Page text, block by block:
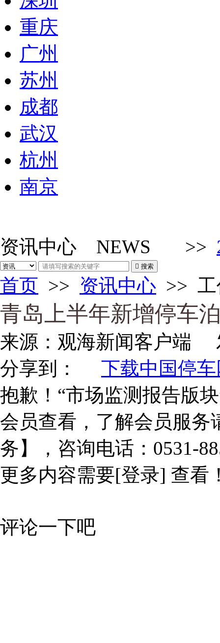
重庆
广州
苏州
成都
武汉
杭州
南京
资讯中心 NEWS >>
 搜索
首页 >> 资讯中心 >>
青岛上半年新增停车
来源： 观海新闻客户端
分享到：
下载中国停车
抱歉！“市场监测报告版
会员查看，了解会员服务
务】，咨询电话：0531-
更多内容需要[登录] 查看
评论一下吧